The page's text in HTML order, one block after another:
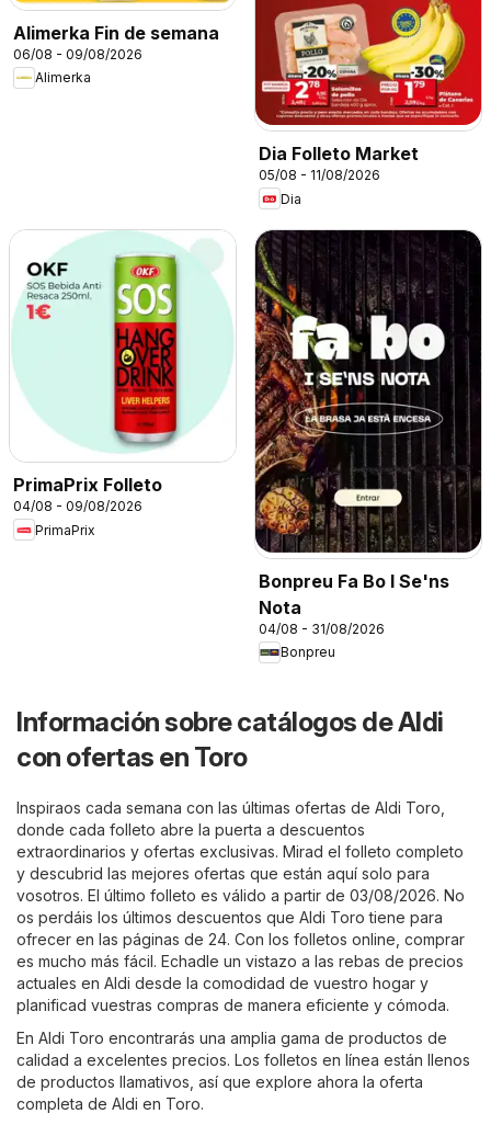
Alimerka Fin de semana
06/08 - 09/08/2026
Alimerka
Dia Folleto Market
05/08 - 11/08/2026
Dia
PrimaPrix Folleto
04/08 - 09/08/2026
PrimaPrix
Bonpreu Fa Bo I Se'ns
Nota
04/08 - 31/08/2026
Bonpreu
Información sobre catálogos de Aldi
con ofertas en Toro
Inspiraos cada semana con las últimas ofertas de Aldi Toro,
donde cada folleto abre la puerta a descuentos
extraordinarios y ofertas exclusivas. Mirad el folleto completo
y descubrid las mejores ofertas que están aquí solo para
vosotros. El último folleto es válido a partir de 03/08/2026. No
os perdáis los últimos descuentos que Aldi Toro tiene para
ofrecer en las páginas de 24. Con los folletos online, comprar
es mucho más fácil. Echadle un vistazo a las rebas de precios
actuales en Aldi desde la comodidad de vuestro hogar y
planificad vuestras compras de manera eficiente y cómoda.
En Aldi Toro encontrarás una amplia gama de productos de
calidad a excelentes precios. Los folletos en línea están llenos
de productos llamativos, así que explore ahora la oferta
completa de Aldi en Toro.